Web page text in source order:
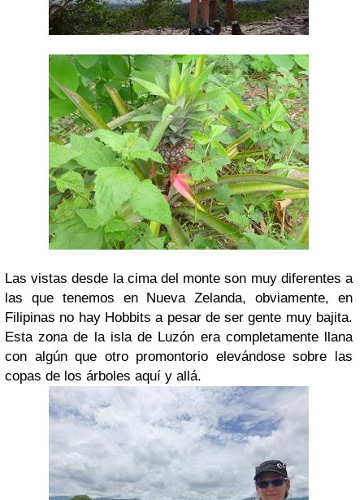
Las vistas desde la cima del monte son muy diferentes a
las que tenemos en Nueva Zelanda, obviamente, en
Filipinas no hay Hobbits a pesar de ser gente muy bajita.
Esta zona de la isla de Luzón era completamente llana
con algún que otro promontorio elevándose sobre las
copas de los árboles aquí y allá.